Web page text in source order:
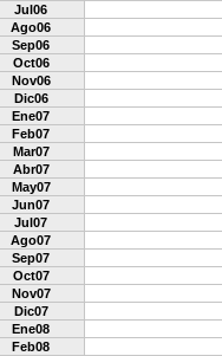
Jul06
Ago06
Sep06
Oct06
Nov06
Dic06
Ene07
Feb07
Mar07
Abr07
May07
Jun07
Jul07
Ago07
Sep07
Oct07
Nov07
Dic07
Ene08
Feb08